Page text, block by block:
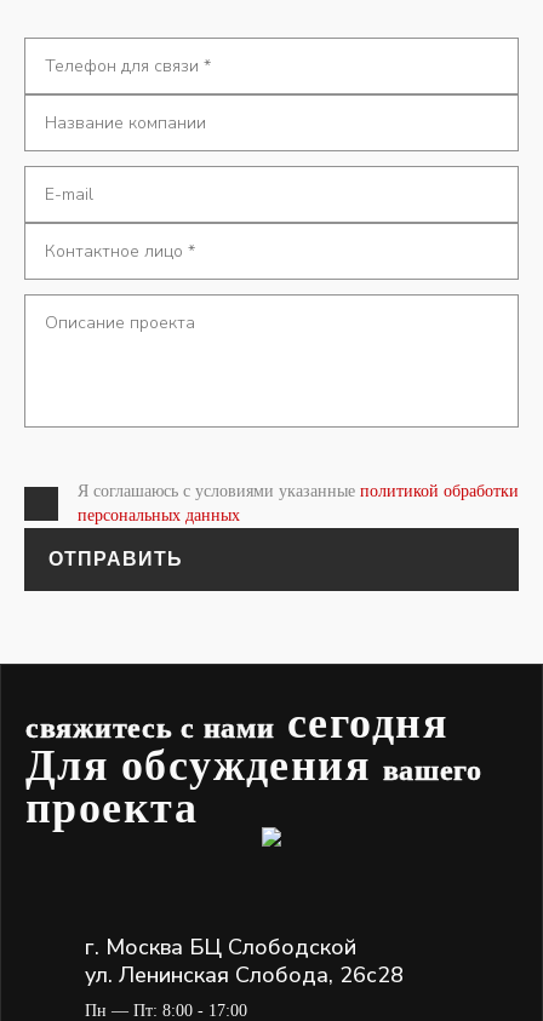
Я соглашаюсь с условиями указанные политикой обработки
персональных данных
ОТПРАВИТЬ
свяжитесь с нами сегодня
Для обсуждения вашего
проекта
г. Москва БЦ Слободской
ул. Ленинская Слобода, 26с28
Пн — Пт: 8:00 - 17:00